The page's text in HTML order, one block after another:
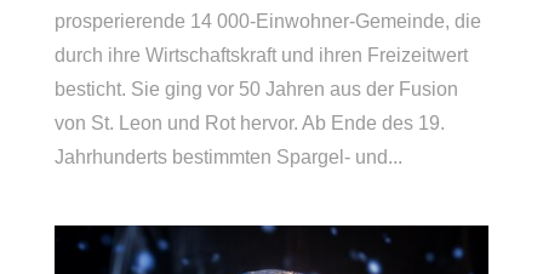
prosperierende 14 000-Einwohner-Gemeinde, die
durch ihre Wirtschaftskraft und ihren Freizeitwert
besticht. Sie ging vor 50 Jahren aus der Fusion
von St. Leon und Rot hervor. Ab Ende des 19.
Jahrhunderts bestimmten Spargel- und...